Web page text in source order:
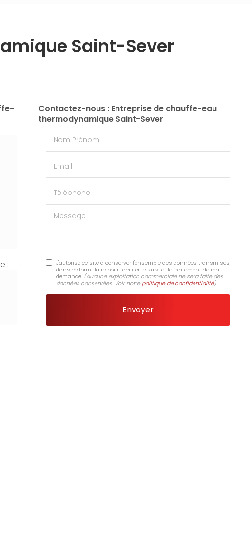
Saint-Sever
:
Contactez-nous : Entreprise de chauffe-eau
thermodynamique Saint-Sever
Message
J'autorise ce site à conserver l'ensemble des données transmises
dans ce formulaire pour faciliter le suivi et le traitement de ma
demande. (Aucune exploitation commerciale ne sera faite des
données conservées. Voir notre politique de confidentialité)